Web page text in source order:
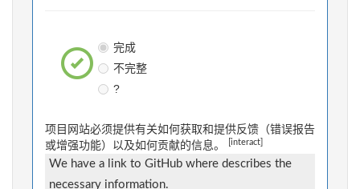
完成
不完整
?
项目网站必须提供有关如何获取和提供反馈（错误报告
或增强功能）以及如何贡献的信息。
[interact]
We have a link to GitHub where describes the
necessary information.